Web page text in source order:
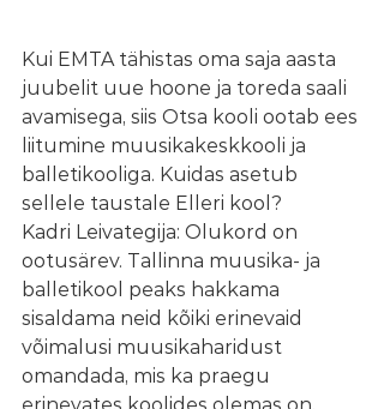
Kui EMTA tähistas oma saja aasta
juubelit uue hoone ja toreda saali
avamisega, siis Otsa kooli ootab ees
liitumine muusikakeskkooli ja
balletikooliga. Kuidas asetub
sellele taustale Elleri kool?
Kadri Leivategija: Olukord on
ootusärev. Tallinna muusika- ja
balletikool peaks hakkama
sisaldama neid kõiki erinevaid
võimalusi muusikaharidust
omandada, mis ka praegu